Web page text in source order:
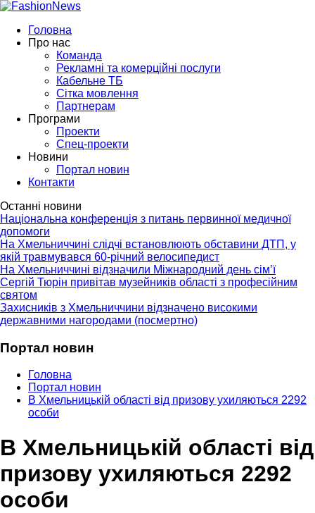
Головна
Про нас
Команда
Рекламні та комерційні послуги
Кабельне ТБ
Сітка мовлення
Партнерам
Програми
Проекти
Спец-проекти
Новини
Портал новин
Контакти
Останні новини
Національна конференція з питань первинної медичної
допомоги
На Хмельниччині слідчі встановлюють обставини ДТП, у
якій травмувався 60-річний велосипедист
На Хмельниччині відзначили Міжнародний день сім’ї
Сергій Тюрін привітав музейників області з професійним
святом
Захисників з Хмельниччини відзначено високими
державними нагородами (посмертно)
Портал новин
Головна
Портал новин
В Хмельницькій області від призову ухиляються 2292
особи
В Хмельницькій області від
призову ухиляються 2292
особи